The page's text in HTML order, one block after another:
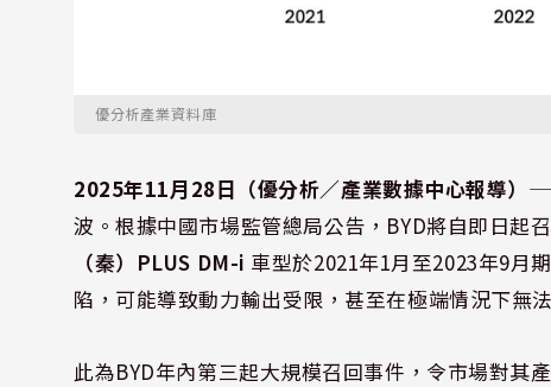
優分析產業資料庫
2025年11月28日（優分析／產業數據中心報導） ⸺
波。根據中國市場監管總局公告，BYD將自即日起
（秦）PLUS DM-i 車型於2021年1月至2023年9月
陷，可能導致動力輸出受限，甚至在極端情況下無
此為BYD年內第三起大規模召回事件，令市場對其